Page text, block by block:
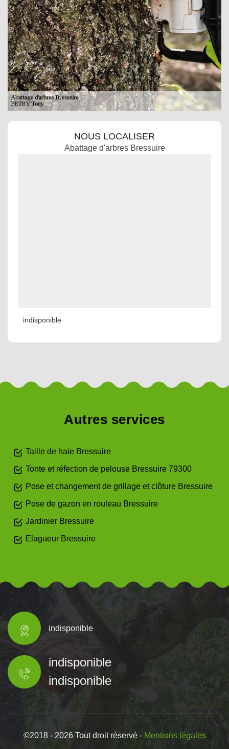
NOUS LOCALISER
Abattage d'arbres Bressuire
indisponible
Autres services
Taille de haie Bressuire
Tonte et réfection de pelouse Bressuire 79300
Pose et changement de grillage et clôture Bressuire
Pose de gazon en rouleau Bressuire
Jardinier Bressuire
Elagueur Bressuire
indisponible
indisponible
indisponible
©2018 - 2026 Tout droit réservé - Mentions légales